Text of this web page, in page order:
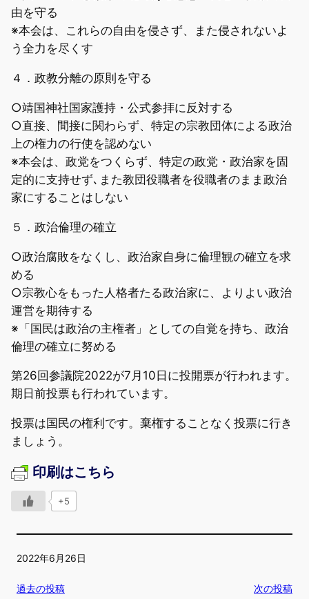
由を守る
※本会は、これらの自由を侵さず、また侵されないよ
う全力を尽くす
４．政教分離の原則を守る
○靖国神社国家護持・公式参拝に反対する
○直接、間接に関わらず、特定の宗教団体による政治
上の権力の行使を認めない
※本会は、政党をつくらず、特定の政党・政治家を固
定的に支持せず､また教団役職者を役職者のまま政治
家にすることはしない
５．政治倫理の確立
○政治腐敗をなくし、政治家自身に倫理観の確立を求
める
○宗教心をもった人格者たる政治家に、よりよい政治
運営を期待する
※「国民は政治の主権者」としての自覚を持ち、政治
倫理の確立に努める
第26回参議院2022が7月10日に投開票が行われます。
期日前投票も行われています。
投票は国民の権利です。棄権することなく投票に行き
ましょう。
印刷はこちら
+5
2022年6月26日
過去の投稿 次の投稿